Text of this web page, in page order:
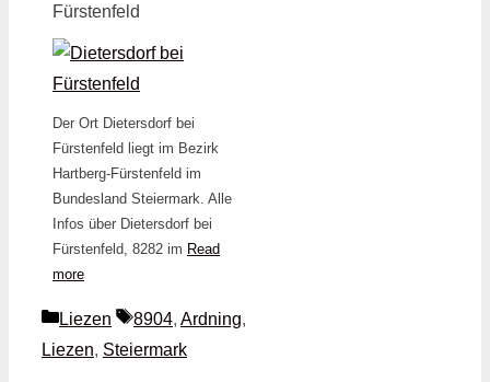
Fürstenfeld
Der Ort Dietersdorf bei
Fürstenfeld liegt im Bezirk
Hartberg-Fürstenfeld im
Bundesland Steiermark. Alle
Infos über Dietersdorf bei
Fürstenfeld, 8282 im Read
more
Kategorien
Liezen Schlagwörter
8904, Ardning,
Liezen, Steiermark